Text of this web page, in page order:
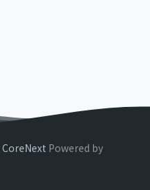
CoreNext Powered by